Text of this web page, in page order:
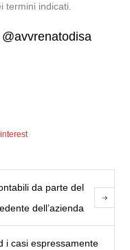
termini indicati.
da parte del
dell’azienda
i casi espressamente